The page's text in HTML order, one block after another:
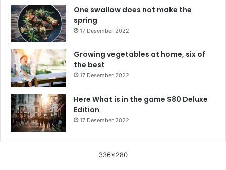
One swallow does not make the
spring
17 Desember 2022
Growing vegetables at home, six of
the best
17 Desember 2022
Here What is in the game $80 Deluxe
Edition
17 Desember 2022
336x280